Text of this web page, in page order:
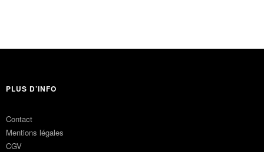
PLUS D’INFO
Contact
Mentions légales
CGV